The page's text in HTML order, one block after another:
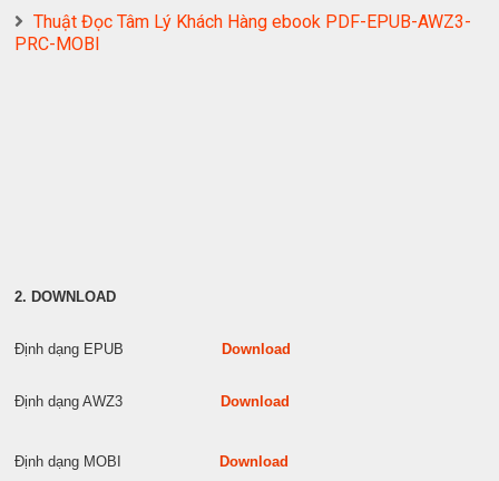
Thuật Đọc Tâm Lý Khách Hàng ebook PDF-EPUB-AWZ3-
PRC-MOBI
2. DOWNLOAD
Định dạng EPUBDownload
Định dạng AWZ3Download
Định dạng MOBIDownload